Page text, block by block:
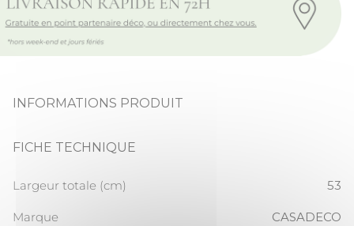
INFORMATIONS PRODUIT
FICHE TECHNIQUE
Largeur totale (cm) 53
Marque CASADECO